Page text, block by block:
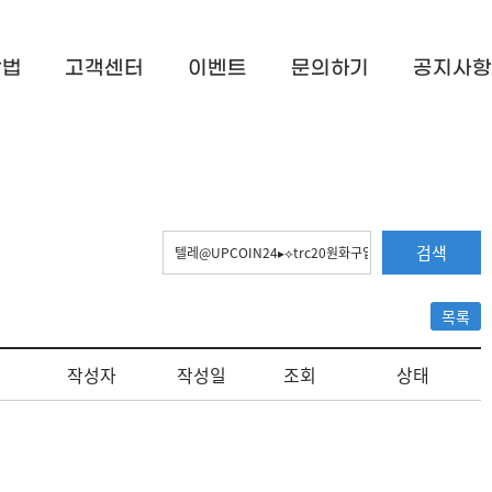
고객센터 이벤트 문의하기 공지사항
검색
목록
작성자 작성일 조회 상태